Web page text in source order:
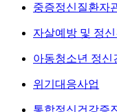
중증정신질환자
자살예방 및 정
아동청소년 정신
위기대응사업
통합정신건강증